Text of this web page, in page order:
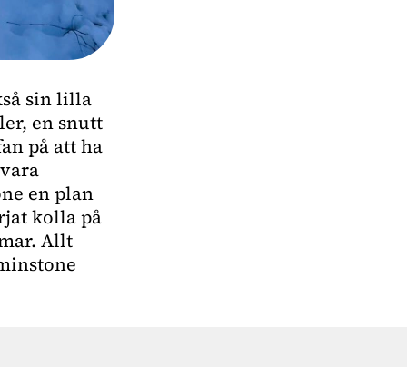
sin lilla
en snutt
på att ha
en plan
kolla på
Allt